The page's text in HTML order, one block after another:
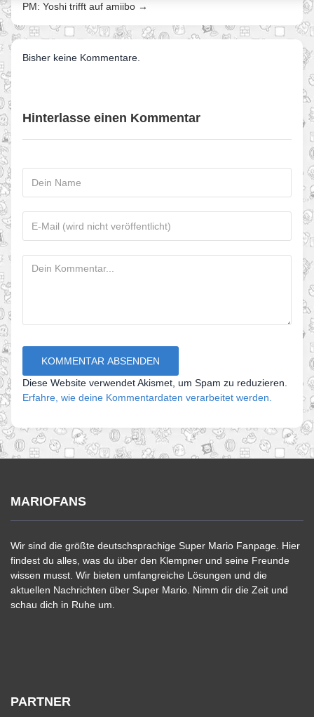
PM: Yoshi trifft auf amiibo →
Bisher keine Kommentare.
Hinterlasse einen Kommentar
Diese Website verwendet Akismet, um Spam zu reduzieren.
Erfahre, wie deine Kommentardaten verarbeitet werden.
MARIOFANS
Wir sind die größte deutschsprachige Super Mario Fanpage. Hier
findest du alles, was du über den Klempner und seine Freunde
wissen musst. Wir bieten umfangreiche Lösungen und die
aktuellen Nachrichten über Super Mario. Nimm dir die Zeit und
schau dich in Ruhe um.
PARTNER